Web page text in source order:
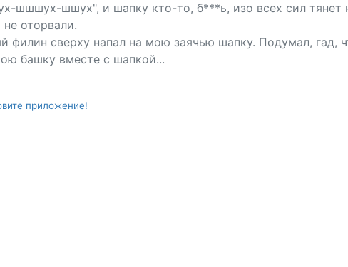
шшшух-шшух", и шапку кто-то, б***ь, изо всех сил тянет
оторвали.
филин сверху напал на мою заячью шапку. Подумал,
башку вместе с шапкой...
приложение!